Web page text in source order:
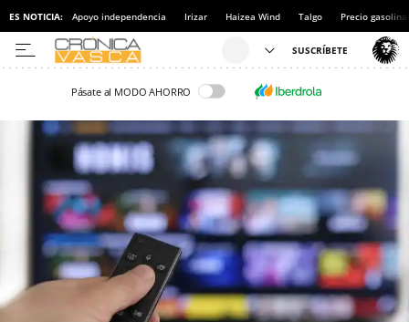
ES NOTICIA: Apoyo independencia Irizar Haizea Wind Talgo Precio gasolina
Pásate al MODO AHORRO